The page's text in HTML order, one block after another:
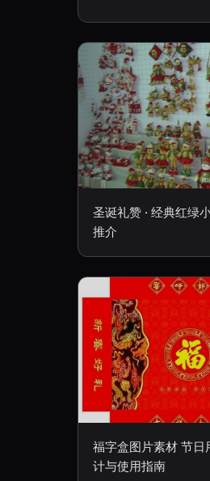
圣诞礼赞 · 经典红绿
推介
福字盒图片素材 节日
计与使用指南